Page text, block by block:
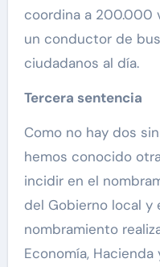
coordina a 200.000
un conductor de
ciudadanos al día.
Tercera sentencia
Como no hay dos
hemos conocido
incidir en el
del Gobierno local y
nombramiento
Economía,